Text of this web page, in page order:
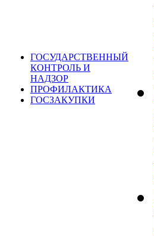
ГОСУДАРСТВЕННЫЙ
КОНТРОЛЬ И
НАДЗОР
ПРОФИЛАКТИКА
ГОСЗАКУПКИ